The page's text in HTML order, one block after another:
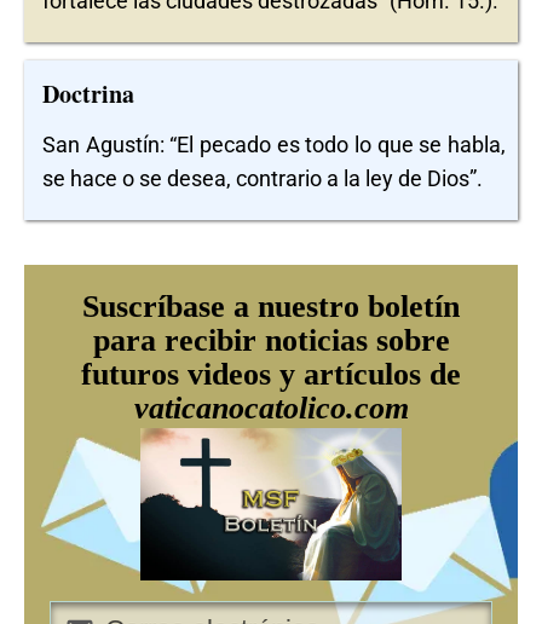
Doctrina
San Agustín: “El pecado es todo lo que se habla,
se hace o se desea, contrario a la ley de Dios”.
Suscríbase a nuestro boletín
para recibir noticias sobre
futuros videos y artículos de
vaticanocatolico.com